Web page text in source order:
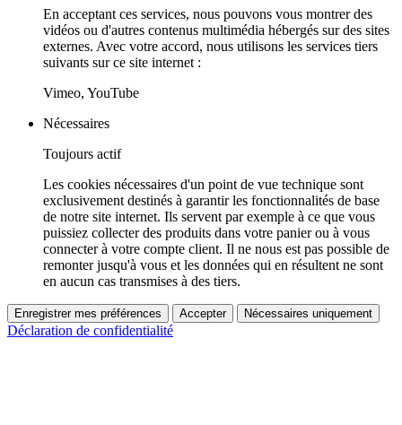
En acceptant ces services, nous pouvons vous montrer des
vidéos ou d'autres contenus multimédia hébergés sur des sites
externes. Avec votre accord, nous utilisons les services tiers
suivants sur ce site internet :
Vimeo, YouTube
Nécessaires
Toujours actif
Les cookies nécessaires d'un point de vue technique sont
exclusivement destinés à garantir les fonctionnalités de base
de notre site internet. Ils servent par exemple à ce que vous
puissiez collecter des produits dans votre panier ou à vous
connecter à votre compte client. Il ne nous est pas possible de
remonter jusqu'à vous et les données qui en résultent ne sont
en aucun cas transmises à des tiers.
Enregistrer mes préférences Accepter Nécessaires uniquement
Déclaration de confidentialité